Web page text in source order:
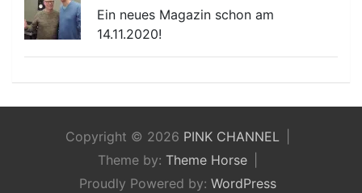
Ein neues Magazin schon am
14.11.2020!
Copyright © 2026 PINK CHANNEL
Theme by: Theme Horse
Proudly Powered by: WordPress